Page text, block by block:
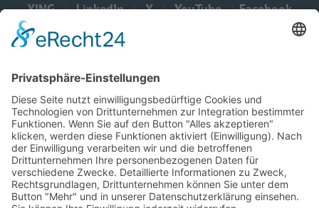
XING | LinkedIn | X | YouTube | Facebook
produced by www.martinsfeld.de
Impressum | Datenschutzerklärung | Cookie-Einstellungen